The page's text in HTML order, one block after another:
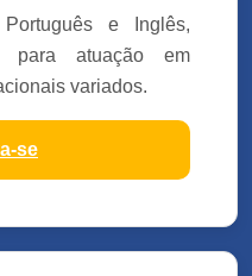
e Inglês,
para atuação em
variados.
se